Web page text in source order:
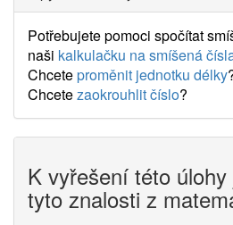
Potřebujete pomoci spočítat
naši kalkulačku na smíšená
Chceteproměnit jednotku délky
Chcetezaokrouhlit číslo?
K vyřešení této
tyto znalosti z